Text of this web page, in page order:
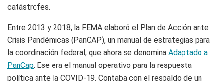
catástrofes.
Entre 2013 y 2018, la FEMA elaboró el Plan de Acción ante
Crisis Pandémicas (PanCAP), un manual de estrategias para
la coordinación federal, que ahora se denomina Adaptado a
PanCap. Ese era el manual operativo para la respuesta
política ante la COVID-19. Contaba con el respaldo de un